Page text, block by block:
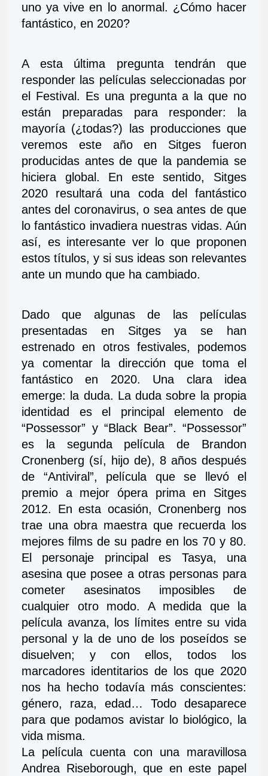
uno ya vive en lo anormal. ¿Cómo hacer
fantástico, en 2020?
A esta última pregunta tendrán que
responder las películas seleccionadas por
el Festival. Es una pregunta a la que no
están preparadas para responder: la
mayoría (¿todas?) las producciones que
veremos este año en Sitges fueron
producidas antes de que la pandemia se
hiciera global. En este sentido, Sitges
2020 resultará una coda del fantástico
antes del coronavirus, o sea antes de que
lo fantástico invadiera nuestras vidas. Aún
así, es interesante ver lo que proponen
estos títulos, y si sus ideas son relevantes
ante un mundo que ha cambiado.
Dado que algunas de las películas
presentadas en Sitges ya se han
estrenado en otros festivales, podemos
ya comentar la dirección que toma el
fantástico en 2020. Una clara idea
emerge: la duda. La duda sobre la propia
identidad es el principal elemento de
“Possessor” y “Black Bear”. “Possessor”
es la segunda película de Brandon
Cronenberg (sí, hijo de), 8 años después
de “Antiviral”, película que se llevó el
premio a mejor ópera prima en Sitges
2012. En esta ocasión, Cronenberg nos
trae una obra maestra que recuerda los
mejores films de su padre en los 70 y 80.
El personaje principal es Tasya, una
asesina que posee a otras personas para
cometer asesinatos imposibles de
cualquier otro modo. A medida que la
película avanza, los límites entre su vida
personal y la de uno de los poseídos se
disuelven; y con ellos, todos los
marcadores identitarios de los que 2020
nos ha hecho todavía más conscientes:
género, raza, edad… Todo desaparece
para que podamos avistar lo biológico, la
vida misma.
La película cuenta con una maravillosa
Andrea Riseborough, que en este papel